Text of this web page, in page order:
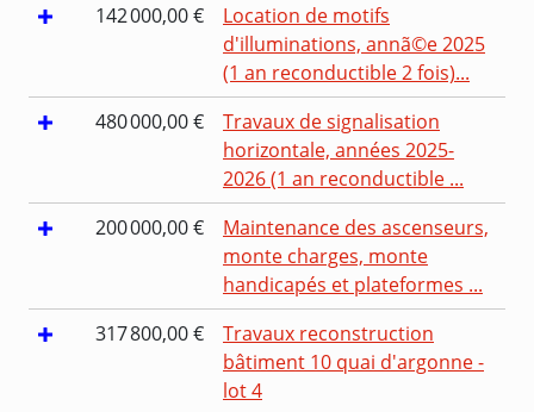
142 000,00 €
Location de motifs
d'illuminations, annã©e 2025
(1 an reconductible 2 fois)...
480 000,00 €
Travaux de signalisation
horizontale, années 2025-
2026 (1 an reconductible ...
200 000,00 €
Maintenance des ascenseurs,
monte charges, monte
handicapés et plateformes ...
317 800,00 €
Travaux reconstruction
bâtiment 10 quai d'argonne -
lot 4